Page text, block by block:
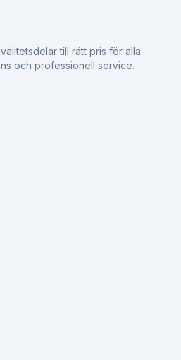
till rätt pris för alla
och professionell service.